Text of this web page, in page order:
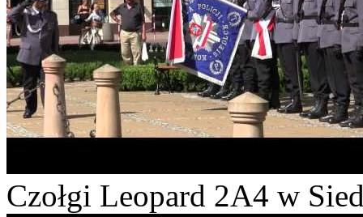
Czołgi Leopard 2A4 w